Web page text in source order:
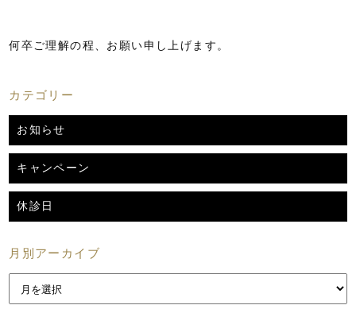
何卒ご理解の程、お願い申し上げます。
カテゴリー
お知らせ
キャンペーン
休診日
月別アーカイブ